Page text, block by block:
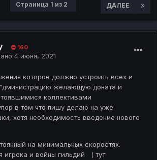
ДАЛЕЕ
Страница 1 из 2
160
4 июня, 2021
которое должно устроить всех и
желающую доната и
коллективами
в том что пишу делаю на уже
хотя необходимость введение нового
на минимальных скоростях.
игрока и войны гильдий ( тут